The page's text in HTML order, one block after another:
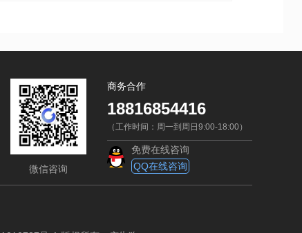
微信咨询
商务合作
18816854416
（工作时间：周一到周日9:00-18:00）
免费在线咨询
QQ在线咨询